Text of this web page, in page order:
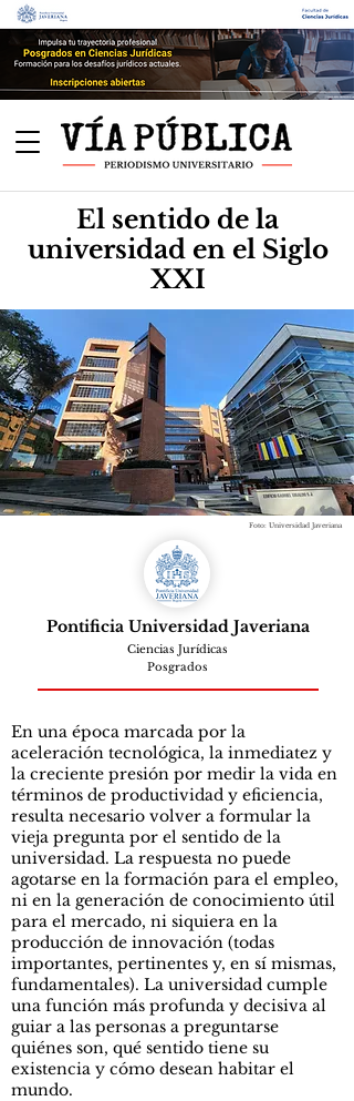
El sentido de la
universidad en el Siglo
XXI
Foto: Universidad Javeriana
Pontificia Universidad Javeriana
Ciencias Jurídicas
Posgrados
En una época marcada por la
aceleración tecnológica, la inmediatez y
la creciente presión por medir la vida en
términos de productividad y eficiencia,
resulta necesario volver a formular la
vieja pregunta por el sentido de la
universidad. La respuesta no puede
agotarse en la formación para el empleo,
ni en la generación de conocimiento útil
para el mercado, ni siquiera en la
producción de innovación (todas
importantes, pertinentes y, en sí mismas,
fundamentales). La universidad cumple
una función más profunda y decisiva al
guiar a las personas a preguntarse
quiénes son, qué sentido tiene su
existencia y cómo desean habitar el
mundo.